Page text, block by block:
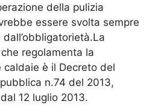
della pulizia
essere svolta sempre
regolamenta la
è il Decreto del
n.74 del 2013,
12 luglio 2013.